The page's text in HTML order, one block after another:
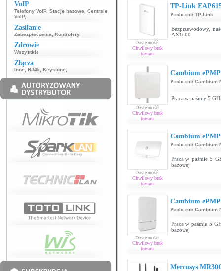
VoIP
Telefony VoIP, Stacje bazowe
Centrale
VoIP,
Zasilanie
Zabezpieczenia Kontrolery,
Zdrowie
Wszystkie
Złącza
Inne RJ45 Keystone
Dostępność:
Chwilowy brak
towaru
TP-Link
Producent: TP-Link
Bezprzewodowy,
AX1800
Dostępność:
Chwilowy brak
towaru
Cambium ePMP
Producent: Cambium
Praca w paśmie 5
Dostępność:
Chwilowy brak
towaru
Cambium ePMP
Producent: Cambium
Praca w paśmie 5
bazowej
Dostępność:
Chwilowy brak
towaru
Cambium ePMP
Producent: Cambium
Praca w paśmie 5
bazowej
Mercusys